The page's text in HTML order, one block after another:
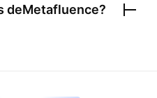
deMetafluence?